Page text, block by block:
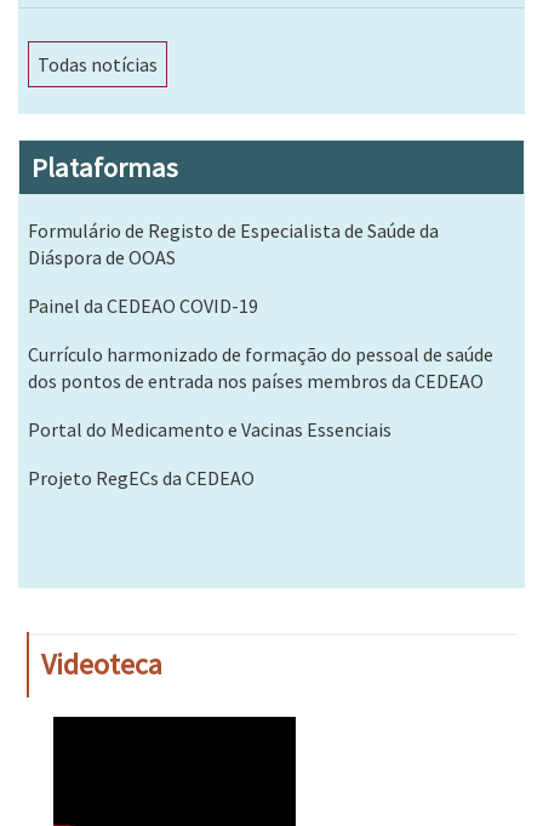
Todas notícias
Plataformas
Formulário de Registo de Especialista de Saúde da
Diáspora de OOAS
Painel da CEDEAO COVID-19
Currículo harmonizado de formação do pessoal de saúde
dos pontos de entrada nos países membros da CEDEAO
Portal do Medicamento e Vacinas Essenciais
Projeto RegECs da CEDEAO
Videoteca